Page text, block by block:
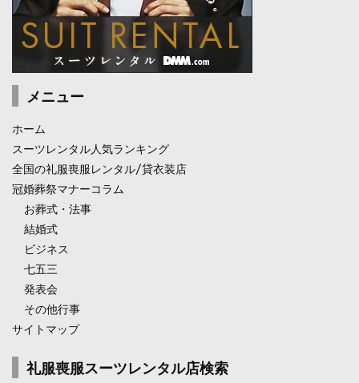
メニュー
ホーム
スーツレンタル人気ランキング
全国の礼服喪服レンタル/貸衣装店
冠婚葬祭マナーコラム
お葬式・法事
結婚式
ビジネス
七五三
発表会
その他行事
サイトマップ
礼服喪服スーツレンタル店検索